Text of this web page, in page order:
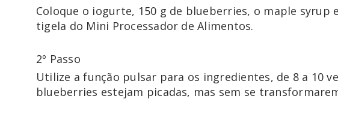
Coloque o iogurte, 150 g de blueberries, o maple syrup
tigela do Mini Processador de Alimentos.
2º Passo
Utilize a função pulsar para os ingredientes, de 8 a 10